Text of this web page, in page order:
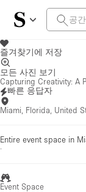
즐겨찾기에 저장
모든 사진 보기
Capturing Creativity: A
빠른 응답자
Miami, Florida, United
Entire event space in
·
Event Space